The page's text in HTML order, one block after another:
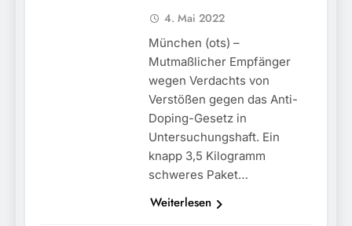
4. Mai 2022
München (ots) –
Mutmaßlicher Empfänger
wegen Verdachts von
Verstößen gegen das Anti-
Doping-Gesetz in
Untersuchungshaft. Ein
knapp 3,5 Kilogramm
schweres Paket…
Weiterlesen